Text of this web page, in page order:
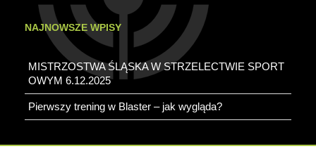
NAJNOWSZE WPISY
MISTRZOSTWA ŚLĄSKA W STRZELECTWIE SPORT
OWYM 6.12.2025
Pierwszy trening w Blaster – jak wygląda?